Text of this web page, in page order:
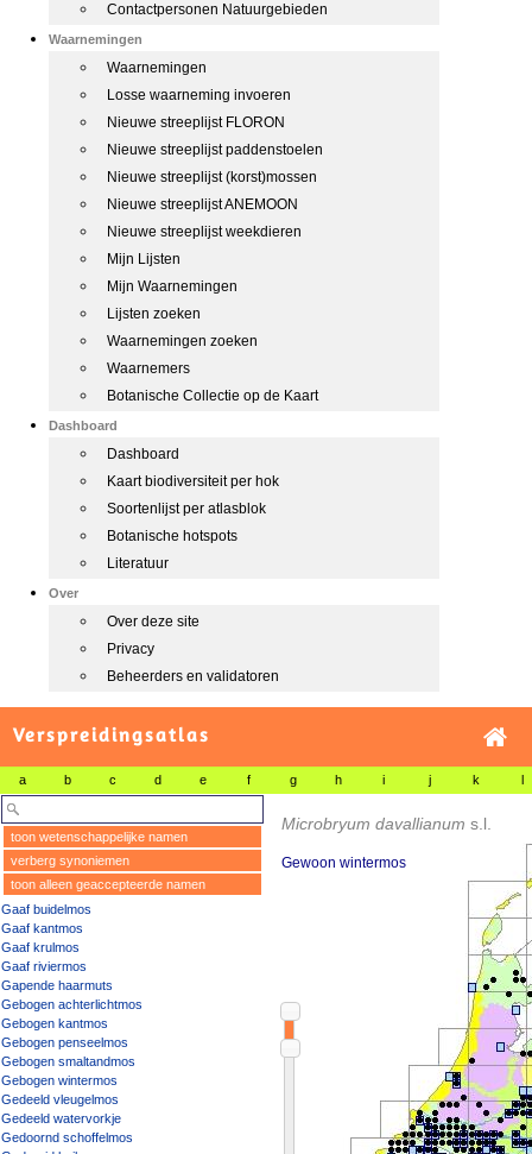
Contactpersonen Natuurgebieden
Waarnemingen
Waarnemingen
Losse waarneming invoeren
Nieuwe streeplijst FLORON
Nieuwe streeplijst paddenstoelen
Nieuwe streeplijst (korst)mossen
Nieuwe streeplijst ANEMOON
Nieuwe streeplijst weekdieren
Mijn Lijsten
Mijn Waarnemingen
Lijsten zoeken
Waarnemingen zoeken
Waarnemers
Botanische Collectie op de Kaart
Dashboard
Dashboard
Kaart biodiversiteit per hok
Soortenlijst per atlasblok
Botanische hotspots
Literatuur
Over
Over deze site
Privacy
Beheerders en validatoren
Verspreidingsatlas
a b c d e f g h i j k l
toon wetenschappelijke namen
verberg synoniemen
toon alleen geaccepteerde namen
Gaaf buidelmos
Gaaf kantmos
Gaaf krulmos
Gaaf riviermos
Gapende haarmuts
Gebogen achterlichtmos
Gebogen kantmos
Gebogen penseelmos
Gebogen smaltandmos
Gebogen wintermos
Gedeeld vleugelmos
Gedeeld watervorkje
Gedoornd schoffelmos
Microbryum davallianum s.l.
Gewoon wintermos